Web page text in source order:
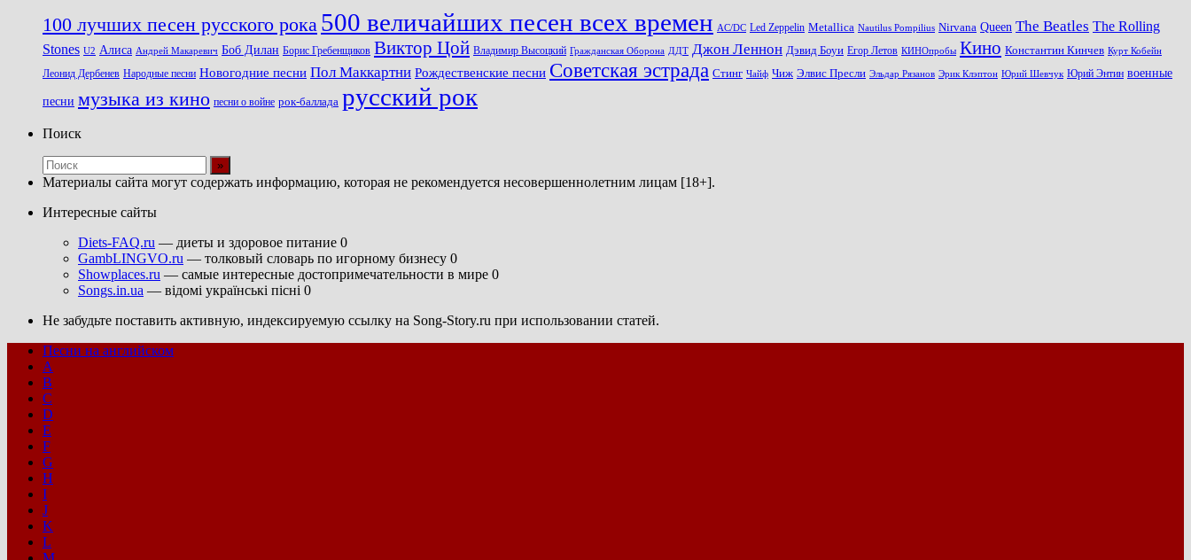
100 лучших песен русского рока 500 величайших песен всех времен AC/DC Led Zeppelin Metallica Nautilus Pompilius Nirvana Queen The Beatles The Rolling
Stones U2 Алиса Андрей Макаревич Боб Дилан Борис Гребенщиков Виктор Цой Владимир Высоцкий Гражданская Оборона ДДТ Джон Леннон Дэвид Боуи Егор Летов КИНОпробы Кино Константин Кинчев Курт Кобейн
Леонид Дербенев Народные песни Новогодние песни Пол Маккартни Рождественские песни Советская эстрада Стинг Чайф Чиж Элвис Пресли Эльдар Рязанов Эрик Клэптон Юрий Шевчук Юрий Энтин военные
песни музыка из кино песни о войне рок-баллада русский рок
Поиск
Материалы сайта могут содержать информацию, которая не рекомендуется несовершеннолетним лицам [18+].
Интересные сайты
Diets-FAQ.ru — диеты и здоровое питание 0
GambLINGVO.ru — толковый словарь по игорному бизнесу 0
Showplaces.ru — самые интересные достопримечательности в мире 0
Songs.in.ua — відомі українські пісні 0
Не забудьте поставить активную, индексируемую ссылку на Song-Story.ru при использовании статей.
Песни на английском
A
B
C
D
E
F
G
H
I
J
K
L